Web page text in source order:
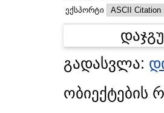
ექსპორტი
გადასვლა:
ობიექტების